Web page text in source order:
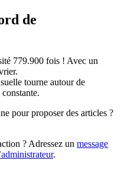
de
779.900 fois ! Avec un
tourne autour de
pour proposer des articles ?
? Adressez un message
.